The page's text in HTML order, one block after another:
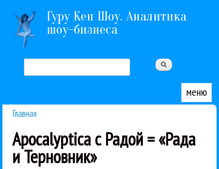
Перейти к основному содержанию
Гуру Кен Шоу. Аналитика
шоу-бизнеса
Форма поиска
меню
Главная
Apocalyptica с Радой = «Рада
и Терновник»